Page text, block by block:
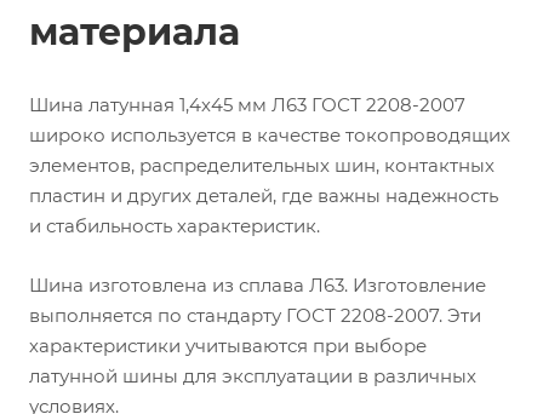
материала
Шина латунная 1,4х45 мм Л63 ГОСТ 2208-2007
широко используется в качестве токопроводящих
элементов, распределительных шин, контактных
пластин и других деталей, где важны надежность
и стабильность характеристик.
Шина изготовлена из сплава Л63. Изготовление
выполняется по стандарту ГОСТ 2208-2007. Эти
характеристики учитываются при выборе
латунной шины для эксплуатации в различных
условиях.